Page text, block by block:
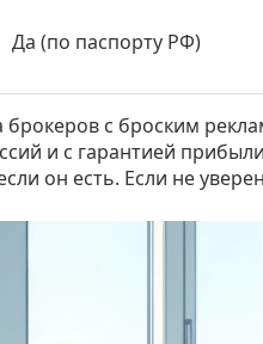
Да (по паспорту РФ)
брокеров с броским
и с гарантией
он есть. Если не